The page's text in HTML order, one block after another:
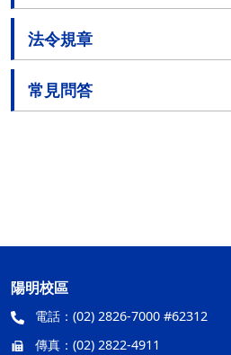
法令規章
常見問答
陽明校區
電話： (02) 2826-7000 #62312
傳真： (02) 2822-4911